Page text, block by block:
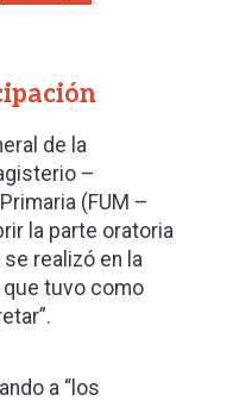
de la
–
(FUM –
la parte oratoria
realizó en la
que tuvo como
a “los